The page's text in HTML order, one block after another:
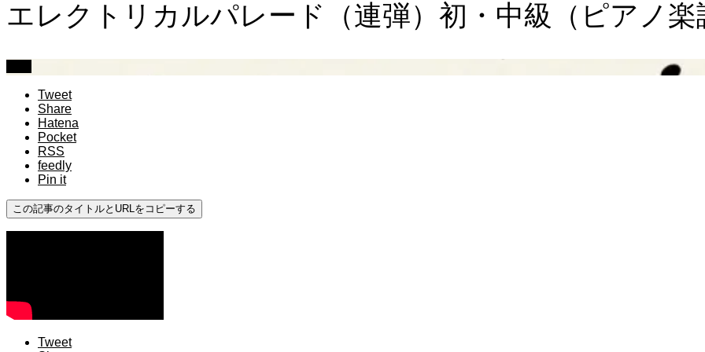
エレクトリカルパレード（連弾）初・中級（ピアノ楽
Tweet
Share
Hatena
Pocket
RSS
feedly
Pin it
この記事のタイトルとURLをコピーする
Tweet